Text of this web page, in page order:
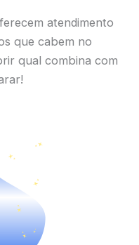
atendimento
que cabem no
qual combina com